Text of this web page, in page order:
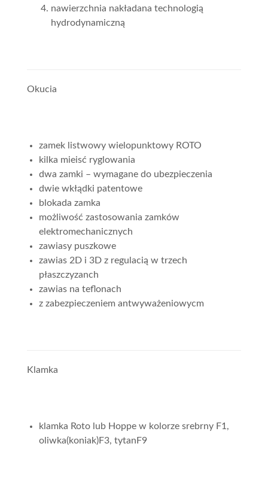
nawierzchnia nakładana technologią
hydrodynamiczną
Okucia
zamek listwowy wielopunktowy ROTO
kilka mieisć ryglowania
dwa zamki – wymagane do ubezpieczenia
dwie wkłądki patentowe
blokada zamka
możliwość zastosowania zamków
elektromechanicznych
zawiasy puszkowe
zawias 2D i 3D z regulacią w trzech
płaszczyzanch
zawias na teflonach
z zabezpieczeniem antwyważeniowycm
Klamka
klamka Roto lub Hoppe w kolorze srebrny F1,
oliwka(koniak)F3, tytanF9